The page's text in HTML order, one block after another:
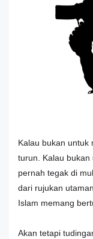
Kalau bukan untuk
turun. Kalau bukan
pernah tegak di
dari rujukan
Islam memang
Akan tetapi